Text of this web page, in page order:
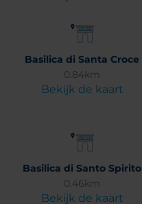
Basilica di Santa Croce
0.84km
Bekijk de kaart
Basilica di Santo Spirito
0.46km
Bekijk de kaart